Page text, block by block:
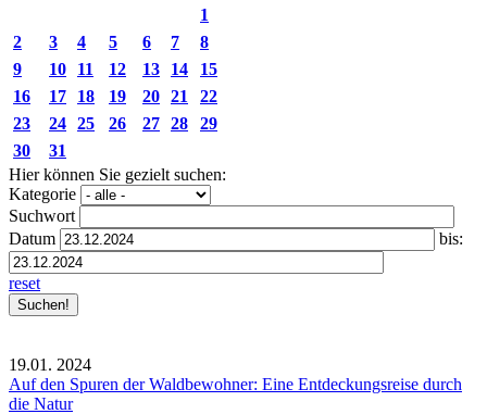
1
2
3 4 5 6 7
8
9
10 11 12 13 14
15
16
17 18 19 20 21
22
23
24 25 26 27 28
29
30
31
Hier können Sie gezielt suchen:
Kategorie
Suchwort
Datum
bis:
reset
19.01. 2024
Auf den Spuren der Waldbewohner: Eine Entdeckungsreise durch
die Natur